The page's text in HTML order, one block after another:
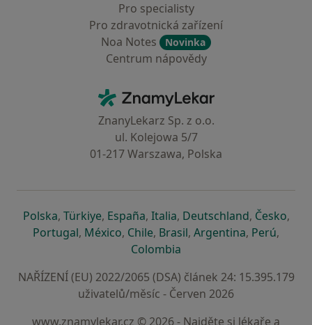
Pro specialisty
Pro zdravotnická zařízení
Noa Notes
Novinka
Centrum nápovědy
ZnamyLekar - Hlavní stránka
ZnanyLekarz Sp. z o.o.
ul. Kolejowa 5/7
01-217 Warszawa, Polska
Polskase otevře v nové záložce
, Türkiyese otevře v nové záložce
, Españase otevře v nové záložce
, Italiase otevře v nové záložce
, Deutschlandse otevře v
, Českose
,
Portugalse otevře v nové záložce
, Méxicose otevře v nové záložce
, Chilese otevře v nové záložce
, Brasilse otevře v nové
, Argentinase otevře v
, Perúse
,
Colombia
NAŘÍZENÍ (EU) 2022/2065 (DSA) článek 24: 15.395.179
uživatelů/měsíc - Červen 2026
www.znamylekar.cz © 2026 - Najděte si lékaře a